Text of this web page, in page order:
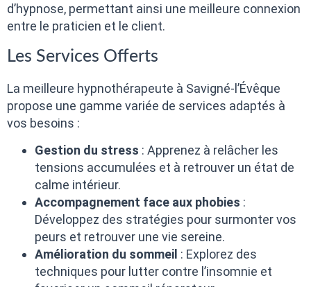
d’hypnose, permettant ainsi une meilleure connexion
entre le praticien et le client.
Les Services Offerts
La meilleure hypnothérapeute à Savigné-l’Évêque
propose une gamme variée de services adaptés à
vos besoins :
Gestion du stress : Apprenez à relâcher les
tensions accumulées et à retrouver un état de
calme intérieur.
Accompagnement face aux phobies :
Développez des stratégies pour surmonter vos
peurs et retrouver une vie sereine.
Amélioration du sommeil : Explorez des
techniques pour lutter contre l’insomnie et